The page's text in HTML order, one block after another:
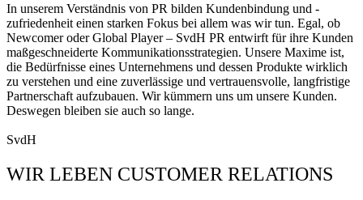
In unserem Verständnis von PR bilden Kundenbindung und -
zufriedenheit einen starken Fokus bei allem was wir tun. Egal, ob
Newcomer oder Global Player – SvdH PR entwirft für ihre Kunden
maßgeschneiderte Kommunikationsstrategien. Unsere Maxime ist,
die Bedürfnisse eines Unternehmens und dessen Produkte wirklich
zu verstehen und eine zuverlässige und vertrauensvolle, langfristige
Partnerschaft aufzubauen. Wir kümmern uns um unsere Kunden.
Deswegen bleiben sie auch so lange.
SvdH
WIR LEBEN CUSTOMER RELATIONS